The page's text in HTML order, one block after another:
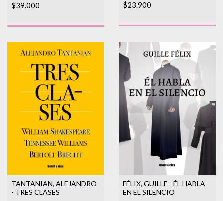
$39.000 $23.900
TANTANIAN, ALEJANDRO
- TRES CLASES
FÉLIX, GUILLE - ÉL HABLA
EN EL SILENCIO